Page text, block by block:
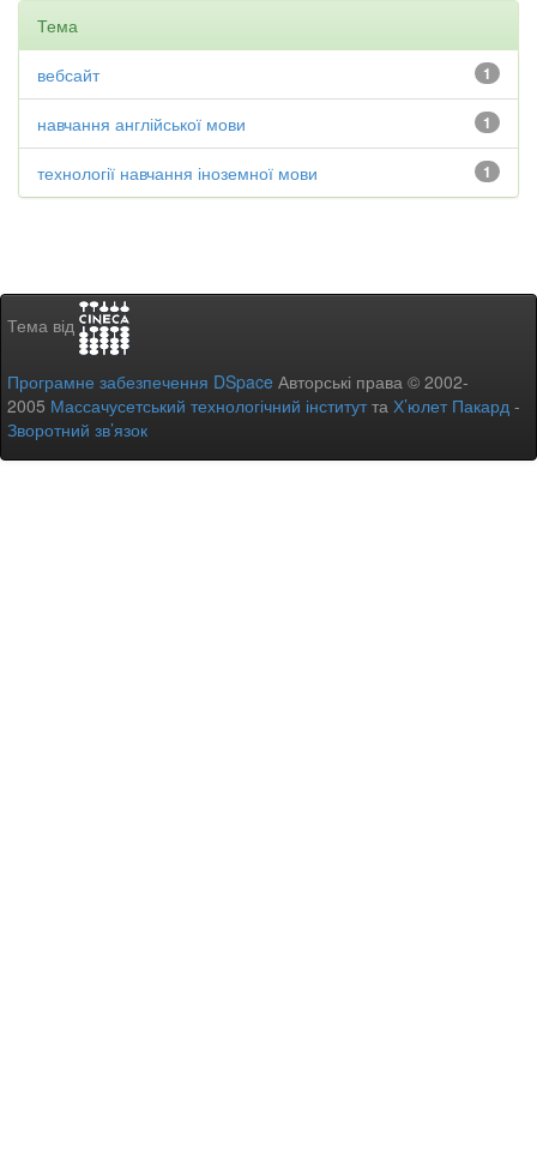
Тема
1
вебсайт
1
навчання англійської мови
1
технології навчання іноземної мови
Тема від
Програмне забезпечення DSpace Авторські права © 2002-
2005 Массачусетський технологічний інститутта Х’юлет Пакард -
Зворотний зв’язок